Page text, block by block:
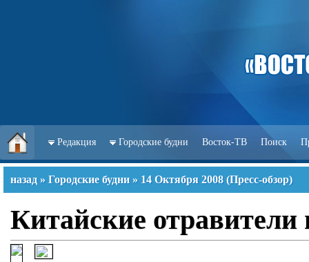
Редакция Городские будни Восток-ТВ Поиск
назад » Городские будни » 14 Октября 2008 (Пресс-обзор)
Китайские